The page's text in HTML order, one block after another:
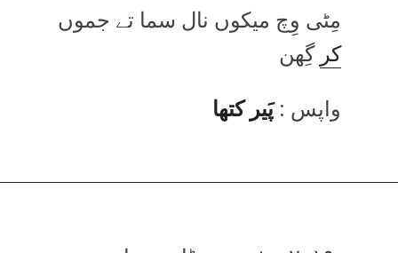
مِٹی وِچ میکوں نال سما تے جموں
کر گِھن
واپس :پَیر کتھا